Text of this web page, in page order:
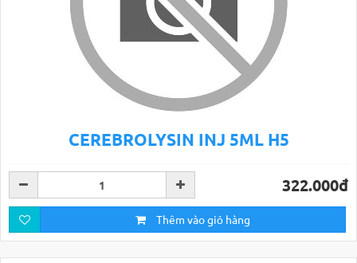
CEREBROLYSIN INJ 5ML H5
322.000đ
Thêm vào giỏ hàng